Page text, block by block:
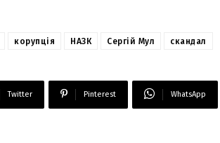
корупція НАЗК Сергій Мул скандал
Twitter Pinterest WhatsApp